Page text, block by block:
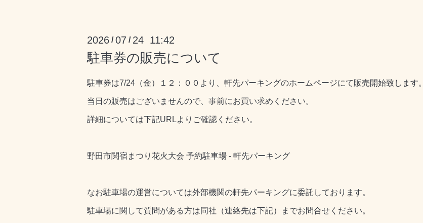
2026 /07 / 24 11:42
駐車券の販売について
駐車券は7/24（金）１２：００より、軒先パーキングのホームページにて販売開始致します。
当日の販売はございませんので、事前にお買い求めください。
詳細については下記URLよりご確認ください。
野田市関宿まつり花火大会 予約駐車場 - 軒先パーキング
なお駐車場の運営については外部機関の軒先パーキングに委託しております。
駐車場に関して質問がある方は同社（連絡先は下記）までお問合せください。